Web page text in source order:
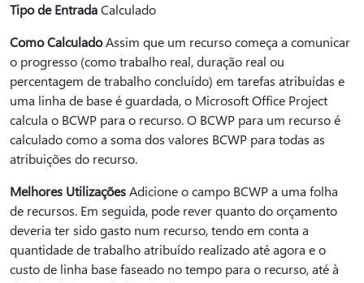
Tipo de EntradaCalculado
Como CalculadoAssim que um recurso começa a comunicar
o progresso (como trabalho real, duração real ou
percentagem de trabalho concluído) em tarefas atribuídas e
uma linha de base é guardada, o Microsoft Office Project
calcula o BCWP para o recurso. O BCWP para um recurso é
calculado como a soma dos valores BCWP para todas as
atribuições do recurso.
Melhores UtilizaçõesAdicione o campo BCWP a uma folha
de recursos. Em seguida, pode rever quanto do orçamento
deveria ter sido gasto num recurso, tendo em conta a
quantidade de trabalho atribuído realizado até agora e o
custo de linha base faseado no tempo para o recurso, até à